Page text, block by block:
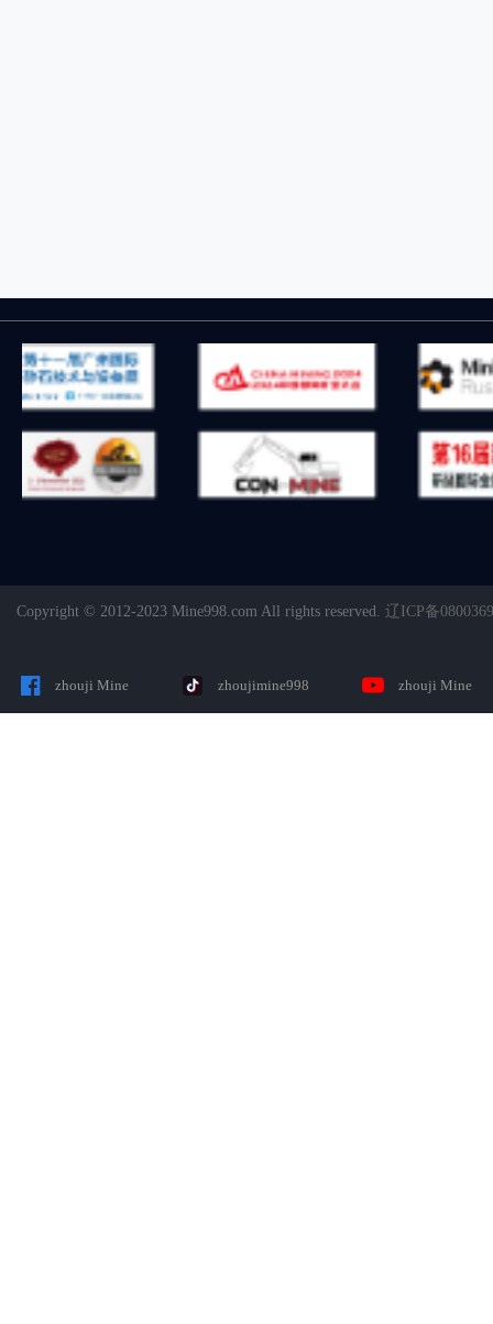
Copyright © 2012-2023 Mine998.com All rights reserved. 辽ICP备
zhouji Mine zhoujimine998 zhouji Mine